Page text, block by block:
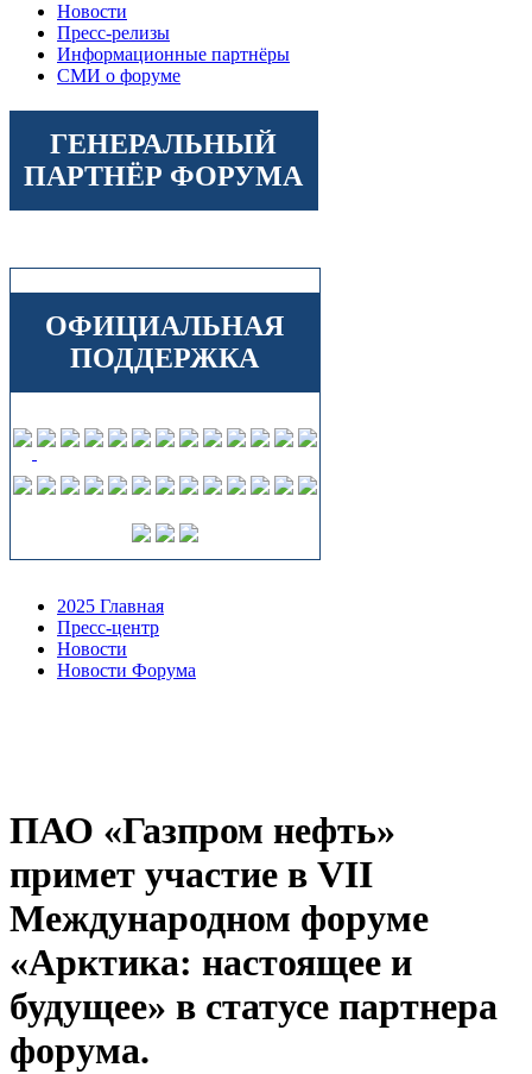
Новости
Пресс-релизы
Информационные партнёры
СМИ о форуме
ГЕНЕРАЛЬНЫЙ
ПАРТНЁР ФОРУМА
ОФИЦИАЛЬНАЯ
ПОДДЕРЖКА
2025 Главная
Пресс-центр
Новости
Новости Форума
ПАО «Газпром нефть»
примет участие в VII
Международном форуме
«Арктика: настоящее и
будущее» в статусе партнера
форума.